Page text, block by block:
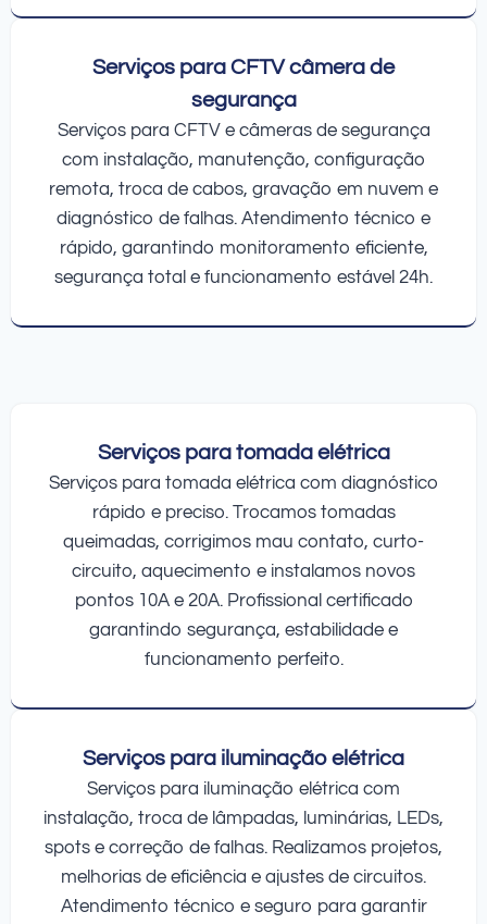
Serviços para CFTV câmera de
segurança
Serviços para CFTV e câmeras de segurança
com instalação, manutenção, configuração
remota, troca de cabos, gravação em nuvem e
diagnóstico de falhas. Atendimento técnico e
rápido, garantindo monitoramento eficiente,
segurança total e funcionamento estável 24h.
Serviços para tomada elétrica
Serviços para tomada elétrica com diagnóstico
rápido e preciso. Trocamos tomadas
queimadas, corrigimos mau contato, curto-
circuito, aquecimento e instalamos novos
pontos 10A e 20A. Profissional certificado
garantindo segurança, estabilidade e
funcionamento perfeito.
Serviços para iluminação elétrica
Serviços para iluminação elétrica com
instalação, troca de lâmpadas, luminárias, LEDs,
spots e correção de falhas. Realizamos projetos,
melhorias de eficiência e ajustes de circuitos.
Atendimento técnico e seguro para garantir